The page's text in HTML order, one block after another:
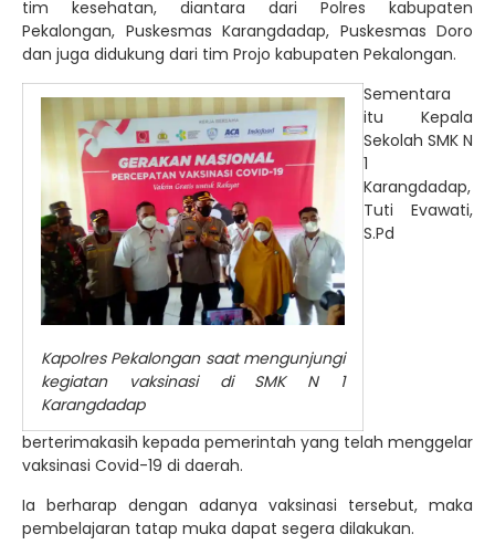
tim kesehatan, diantara dari Polres kabupaten
Pekalongan, Puskesmas Karangdadap, Puskesmas Doro
dan juga didukung dari tim Projo kabupaten Pekalongan.
Kapolres Pekalongan saat mengunjungi
kegiatan vaksinasi di SMK N 1
Karangdadap
Sementara
itu Kepala
Sekolah SMK N
1
Karangdadap,
Tuti Evawati,
S.Pd
berterimakasih kepada pemerintah yang telah menggelar
vaksinasi Covid-19 di daerah.
Ia berharap dengan adanya vaksinasi tersebut, maka
pembelajaran tatap muka dapat segera dilakukan.